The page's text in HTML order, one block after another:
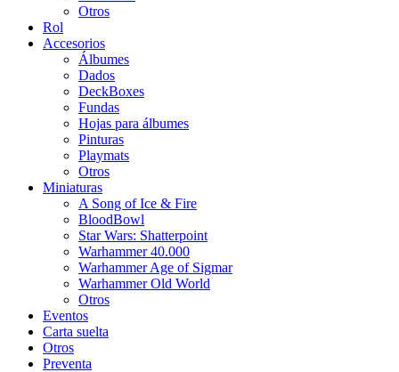
Otros
Rol
Accesorios
Álbumes
Dados
DeckBoxes
Fundas
Hojas para álbumes
Pinturas
Playmats
Otros
Miniaturas
A Song of Ice & Fire
BloodBowl
Star Wars: Shatterpoint
Warhammer 40.000
Warhammer Age of Sigmar
Warhammer Old World
Otros
Eventos
Carta suelta
Otros
Preventa